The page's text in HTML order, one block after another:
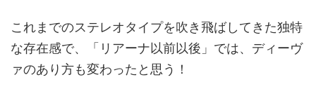
これまでのステレオタイプを吹き飛ばしてきた独特
な存在感で、「リアーナ以前以後」では、ディーヴ
ァのあり方も変わったと思う！